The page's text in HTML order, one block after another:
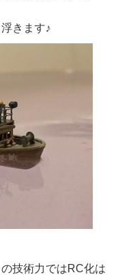
きます♪
技術力ではRC化は